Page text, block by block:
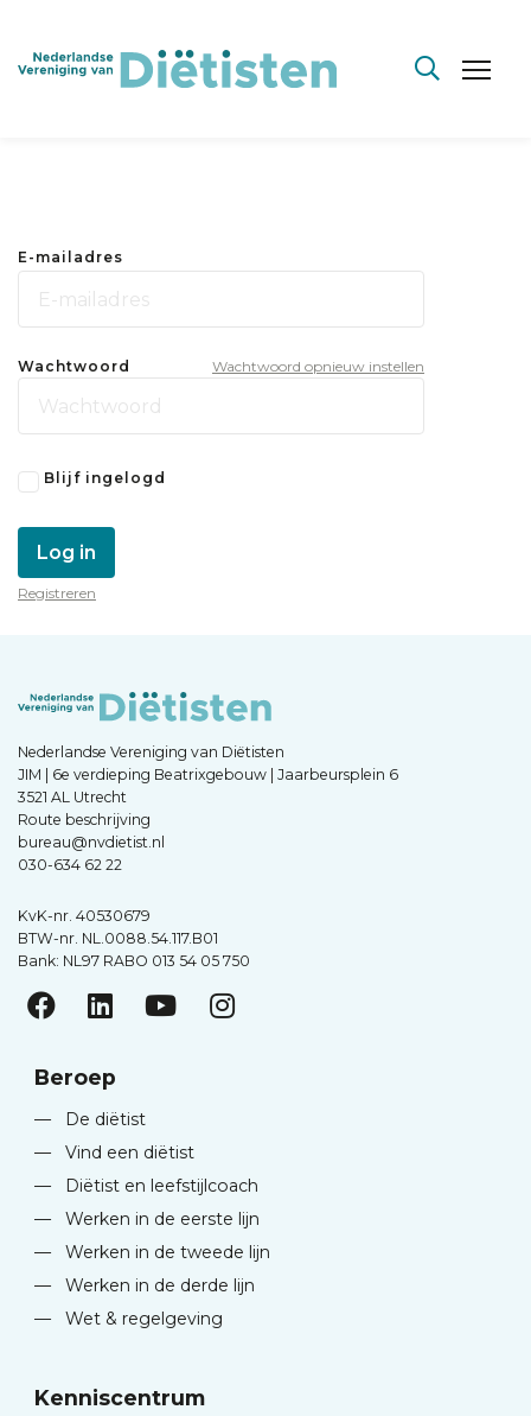
E-mailadres
Wachtwoord Wachtwoord opnieuw instellen
Blijf ingelogd
Log in
Registreren
Nederlandse Vereniging van Diëtisten
JIM | 6e verdieping Beatrixgebouw | Jaarbeursplein 6
3521 AL Utrecht
Route beschrijving
bureau@nvdietist.nl
030-634 62 22
KvK-nr. 40530679
BTW-nr. NL.0088.54.117.B01
Bank: NL97 RABO 013 54 05 750
Beroep
—
De diëtist
—
Vind een diëtist
—
Diëtist en leefstijlcoach
—
Werken in de eerste lijn
—
Werken in de tweede lijn
—
Werken in de derde lijn
—
Wet & regelgeving
Kenniscentrum